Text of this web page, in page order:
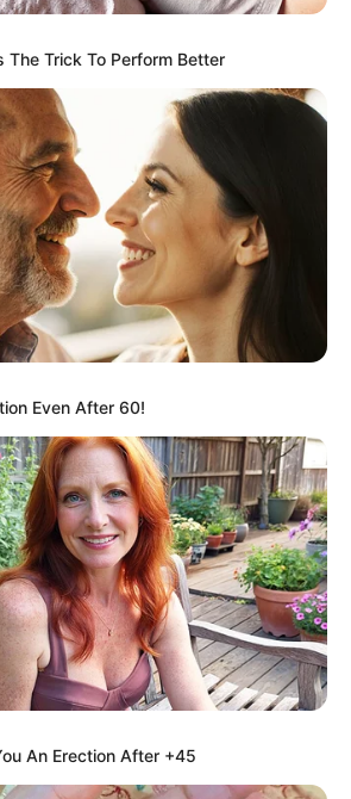
ครจนเกิดเป็นเรื่องทะเลาะกันเป็น
ะวังมือที่สามเข้าแทรก คนโสดไม่มี
ท่องเที่ยวพอมีโอกาส กลางเดือน
ค่อยเข้าใจกัน ช่วงนี้เป็นช่วงขาลง คุณ
ก่า คนโสดมีคนเข้ามาก็ไม่ชอบ คนที่
เดือนคนโสดคงได้ใจ ช่วงนี้เสน่ห์แรง
เด็ก อายุอ่อนกว่า กำลังน่าขบเคี้ยวที
ลายๆระวังคำพูด การกระทำจะ
สียใจภายหลัง
– 14 เมษายน)
วงนี้กำลังเป็นที่หมายปองของใครต่อ
นเปี้ยนขอความรัก ถ้ามีคนรักแล้ว
าไปอีกระดับ อาจมีข่าวดีเรื่องบุตร
ชิดเป็นเหตุให้เกิดความรัก เพื่อนเริ่ม
นแฟน ถ้ามีคนรักแล้วหวานชื่น เข้า
กษา เป็นกำลังใจให้กัน สิ้นเดือนไม่
นั่งบ่นให้เพื่อนรักฟังกันจนรำคาญไป
าคนถูกใจไม่ได้เสียที คนที่เข้ามาก็ไม่
น – 14 พฤกษภาคม)
The Trick To Perform Better
Even After 60!
An Erection After +45